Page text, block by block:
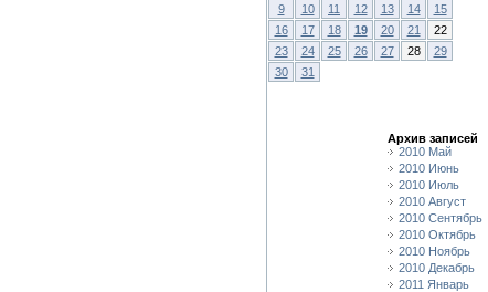
9
10 11 12 13 14
15
16
17 18 19 20 21
22
23
24 25 26 27 28
29
30
31
Архив записей
2010 Май
2010 Июнь
2010 Июль
2010 Август
2010 Сентябрь
2010 Октябрь
2010 Ноябрь
2010 Декабрь
2011 Январь